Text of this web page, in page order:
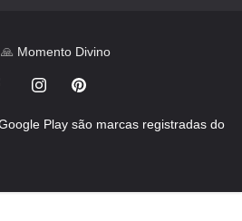
Momento Divino
Play são marcas registradas do